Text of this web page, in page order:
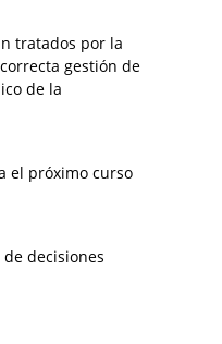
tratados por la
correcta gestión de
de la
el próximo curso
decisiones